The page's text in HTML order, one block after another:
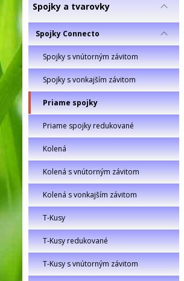
Spojky a tvarovky
Spojky Connecto
Spojky s vnútorným závitom
Spojky s vonkajším závitom
Priame spojky
Priame spojky redukované
Kolená
Kolená s vnútorným závitom
Kolená s vonkajším závitom
T-Kusy
T-Kusy redukované
T-Kusy s vnútorným závitom